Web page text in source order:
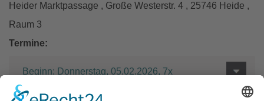
Heider Marktpassage , Große Westerstr. 4 , 25746 Heide ,
Raum 3
Termine:
Beginn: Donnerstag, 05.02.2026, 7x